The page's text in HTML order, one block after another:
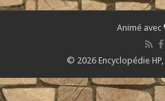
Animé avec
© 2026 Encyclopédie HP,